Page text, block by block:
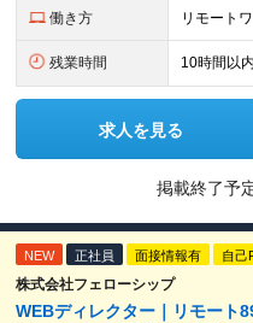
働き方 リモート
残業時間 10時間以内
求人を見る
掲載終了予
NEW 正社員 面接情報有 自己
株式会社フェローシップ
WEBディレクター｜リモート